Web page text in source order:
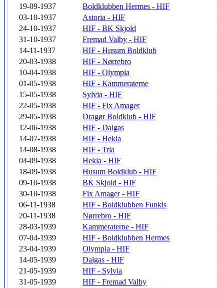
19-09-1937
Boldklubben Hermes - HIF
03-10-1937
Astoria - HIF
24-10-1937
HIF - BK Skjold
31-10-1937
Fremad Valby - HIF
14-11-1937
HIF - Husum Boldklub
20-03-1938
HIF - Nørrebro
10-04-1938
HIF - Olympia
01-05-1938
HIF - Kammeraterne
15-05-1938
Sylvia - HIF
22-05-1938
HIF - Fix Amager
29-05-1938
Dragør Boldklub - HIF
12-06-1938
HIF - Dalgas
14-07-1938
HIF - Hekla
14-08-1938
HIF - Tria
04-09-1938
Hekla - HIF
18-09-1938
Husum Boldklub - HIF
09-10-1938
BK Skjold - HIF
30-10-1938
Fix Amager - HIF
06-11-1938
HIF - Boldklubben Funkis
20-11-1938
Nørrebro - HIF
28-03-1939
Kammeraterne - HIF
07-04-1939
HIF - Boldklubben Hermes
23-04-1939
Olympia - HIF
14-05-1939
Dalgas - HIF
21-05-1939
HIF - Sylvia
31-05-1939
HIF - Fremad Valby